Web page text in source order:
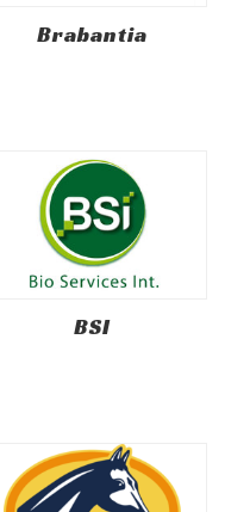
Brabantia
BSI